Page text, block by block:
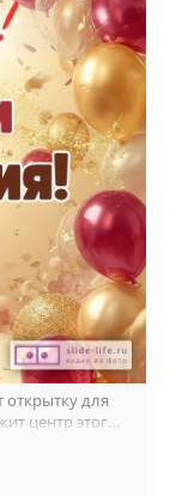
для
центр этого